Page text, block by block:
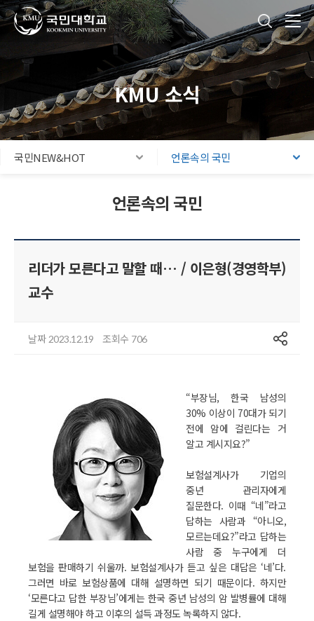
주메뉴 바로가기
본문내용 바로가기
푸터 바로가기
국민대학교
KMU 소식
국민NEW&HOT 언론속의 국민
언론속의 국민
리더가 모른다고 말할 때… / 이은형(경영학부)
교수
날짜 2023.12.19 조회수 706 공유
“부장님, 한국 남성의
30% 이상이 70대가 되기
전에 암에 걸린다는 거
알고 계시지요?”
보험설계사가 기업의
중년 관리자에게
질문한다. 이때 “네”라고
답하는 사람과 “아니오,
모르는데요?”라고 답하는
사람 중 누구에게 더
보험을 판매하기 쉬울까. 보험설계사가 듣고 싶은 대답은 ‘네’다.
그러면 바로 보험상품에 대해 설명하면 되기 때문이다. 하지만
‘모른다고 답한 부장님’에게는 한국 중년 남성의 암 발병률에 대해
길게 설명해야 하고 이후의 설득 과정도 녹록하지 않다.